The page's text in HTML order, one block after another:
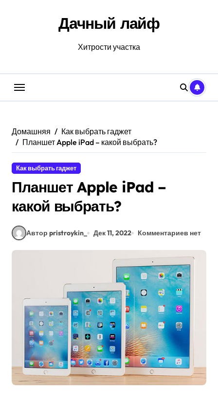
Дачный лайф
Хитрости участка
Домашняя
Как выбрать гаджет
Планшет Apple iPad – какой выбрать?
Как выбрать гаджет
Планшет Apple iPad –
какой выбрать?
Автор pristroykin_ Дек 11, 2022 Комментариев нет